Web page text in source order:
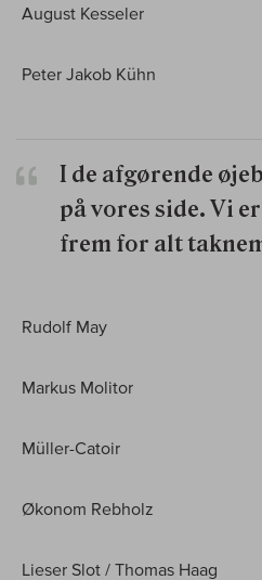
August Kesseler
Peter Jakob Kühn
I de afgørende
på vores side. Vi
frem for alt
Rudolf May
Markus Molitor
Müller-Catoir
Økonom Rebholz
Lieser Slot / Thomas Haag